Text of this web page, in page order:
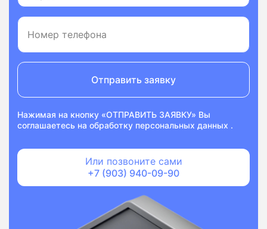
Отправить заявку
Нажимая на кнопку «ОТПРАВИТЬ ЗАЯВКУ» Вы
соглашаетесь на обработку персональных данных .
Или позвоните сами
+7 (903) 940-09-90